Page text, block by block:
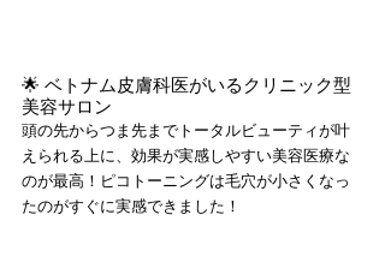
🌟 ベトナム皮膚科医がいるクリニック型
美容サロン
頭の先からつま先までトータルビューティが叶
えられる上に、効果が実感しやすい美容医療な
のが最高！ピコトーニングは毛穴が小さくなっ
たのがすぐに実感できました！